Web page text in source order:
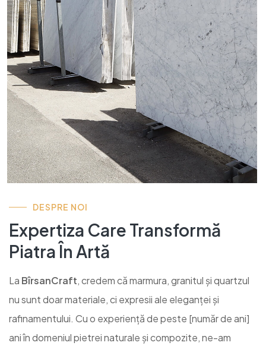
DESPRE NOI
Expertiza Care Transformă
Piatra În Artă
La BîrsanCraft, credem că marmura, granitul și quartzul
nu sunt doar materiale, ci expresii ale eleganței și
rafinamentului. Cu o experiență de peste [număr de ani]
ani în domeniul pietrei naturale și compozite, ne-am